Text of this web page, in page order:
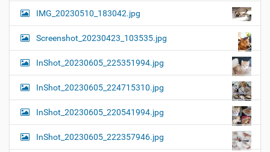
IMG_20230510_183042.jpg
Screenshot_20230423_103535.jpg
InShot_20230605_225351994.jpg
InShot_20230605_224715310.jpg
InShot_20230605_220541994.jpg
InShot_20230605_222357946.jpg